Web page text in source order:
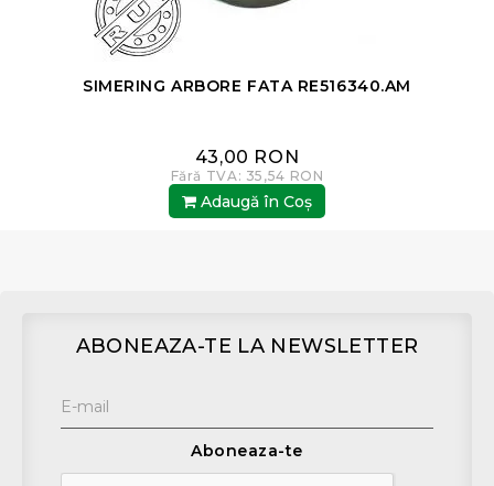
SIMERING ARBORE FATA RE516340.AM
43,00 RON
Fără TVA: 35,54 RON
Adaugă în Coş
ABONEAZA-TE LA NEWSLETTER
Aboneaza-te